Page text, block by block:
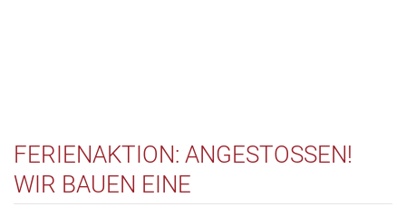
FERIENAKTION: ANGESTOSSEN! W
IR BAUEN EINE K